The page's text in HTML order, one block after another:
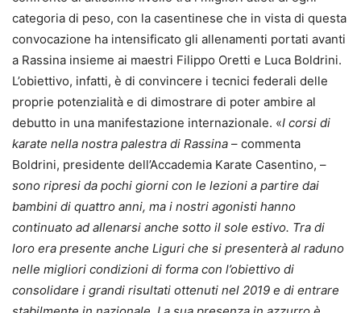
categoria di peso, con la casentinese che in vista di questa
convocazione ha intensificato gli allenamenti portati avanti
a Rassina insieme ai maestri Filippo Oretti e Luca Boldrini.
L’obiettivo, infatti, è di convincere i tecnici federali delle
proprie potenzialità e di dimostrare di poter ambire al
debutto in una manifestazione internazionale. «I corsi di
karate nella nostra palestra di Rassina – commenta
Boldrini, presidente dell’Accademia Karate Casentino, –
sono ripresi da pochi giorni con le lezioni a partire dai
bambini di quattro anni, ma i nostri agonisti hanno
continuato ad allenarsi anche sotto il sole estivo. Tra di
loro era presente anche Liguri che si presenterà al raduno
nelle migliori condizioni di forma con l’obiettivo di
consolidare i grandi risultati ottenuti nel 2019 e di entrare